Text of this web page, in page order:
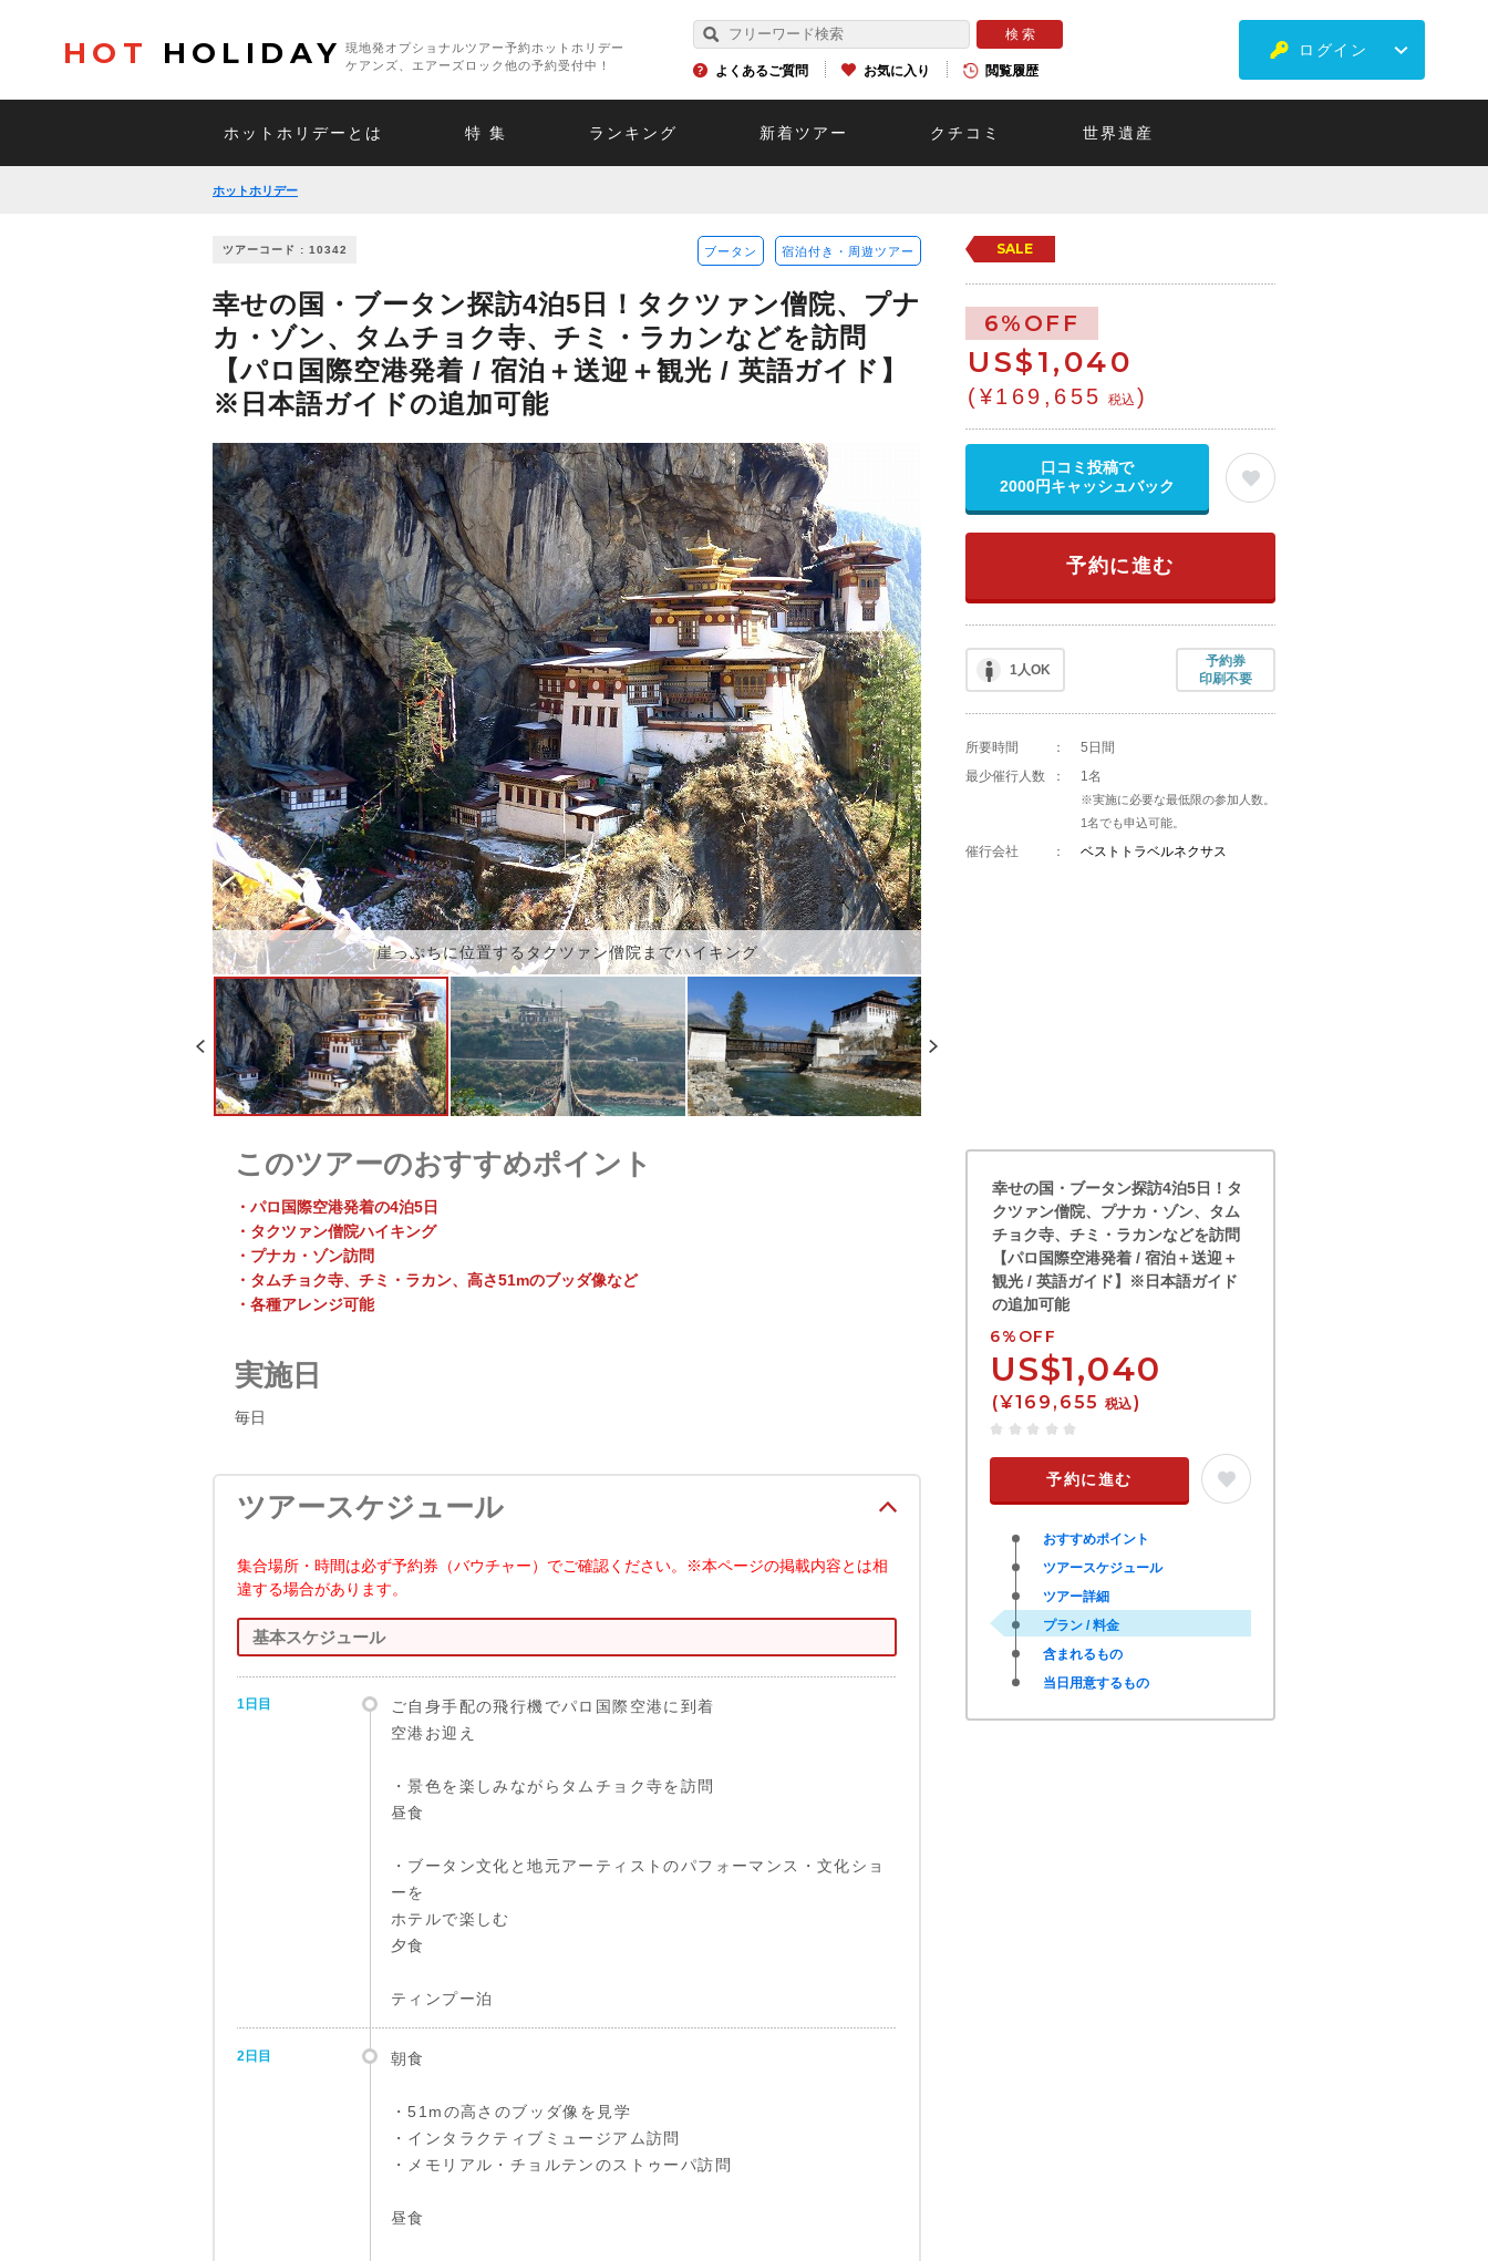
HOT HOLIDAY
現地発オプショナルツアー予約ホットホリデー
ケアンズ、エアーズロック他の予約受付中！
よくあるご質問 お気に入り 閲覧履歴
ログイン
ホットホリデーとは 特 集 ランキング 新着ツアー クチコミ 世界遺産
ホットホリデー
ツアーコード : 10342 ブータン 宿泊付き・周遊ツアー
幸せの国・ブータン探訪4泊5日！タクツァン僧院、プナ
カ・ゾン、タムチョク寺、チミ・ラカンなどを訪問
【パロ国際空港発着 / 宿泊＋送迎＋観光 / 英語ガイド】
※日本語ガイドの追加可能
崖っぷちに位置するタクツァン僧院までハイキング
SALE
6%OFF
US$1,040
(¥169,655 税込 )
口コミ投稿で
2000円キャッシュバック
予約に進む
1人OK
予約券
印刷不要
所要時間 ：
5日間
最少催行人数
： 1名
※実施に必要な最低限の参加人数。
1名でも申込可能。
催行会社 ： ベストトラベルネクサス
このツアーのおすすめポイント
・パロ国際空港発着の4泊5日
・タクツァン僧院ハイキング
・プナカ・ゾン訪問
・タムチョク寺、チミ・ラカン、高さ51mのブッダ像など
・各種アレンジ可能
実施日
毎日
ツアースケジュール
集合場所・時間は必ず予約券（バウチャー）でご確認ください。※本ページの掲載内容とは相
違する場合があります。
基本スケジュール
1日目
ご自身手配の飛行機でパロ国際空港に到着
空港お迎え
・景色を楽しみながらタムチョク寺を訪問
昼食
・ブータン文化と地元アーティストのパフォーマンス・文化ショ
ーを
ホテルで楽しむ
夕食
ティンプー泊
2日目 朝食
・51mの高さのブッダ像を見学
・インタラクティブミュージアム訪問
・メモリアル・チョルテンのストゥーパ訪問
昼食
幸せの国・ブータン探訪4泊5日！タ
クツァン僧院、プナカ・ゾン、タム
チョク寺、チミ・ラカンなどを訪問
【パロ国際空港発着 / 宿泊＋送迎＋
観光 / 英語ガイド】※日本語ガイド
の追加可能
6%OFF
US$1,040
(¥169,655 税込)
予約に進む
おすすめポイント
ツアースケジュール
ツアー詳細
プラン / 料金
含まれるもの
当日用意するもの